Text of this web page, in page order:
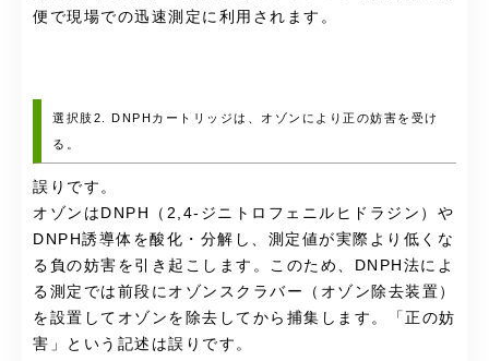
便で現場での迅速測定に利用されます。
選択肢2. DNPHカートリッジは、オゾンにより正の妨害を受け
る。
誤りです。
オゾンはDNPH（2,4-ジニトロフェニルヒドラジン）や
DNPH誘導体を酸化・分解し、測定値が実際より低くな
る負の妨害を引き起こします。このため、DNPH法によ
る測定では前段にオゾンスクラバー（オゾン除去装置）
を設置してオゾンを除去してから捕集します。「正の妨
害」という記述は誤りです。